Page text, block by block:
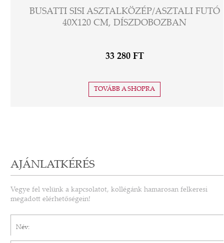
BUSATTI SISI ASZTALKÖZÉP/ASZTALI FUTÓ
40X120 CM, DÍSZDOBOZBAN
33 280 FT
TOVÁBB A SHOPRA
AJÁNLATKÉRÉS
Vegye fel velünk a kapcsolatot, kollégánk hamarosan felkeresi
megadott elérhetőségein!